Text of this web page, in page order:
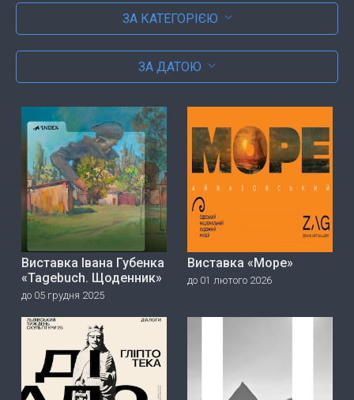
ЗА КАТЕГОРІЄЮ
ЗА ДАТОЮ
Виставка Івана Губенка
«Tagebuch. Щоденник»
до 05 грудня 2025
Виставка «Море»
до 01 лютого 2026